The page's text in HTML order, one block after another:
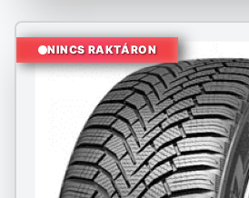
NINCS RAKTÁRON